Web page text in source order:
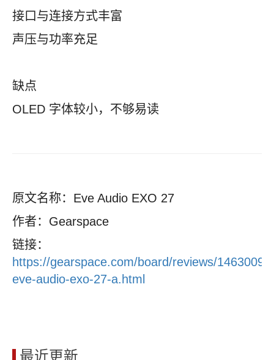
接口与连接方式丰富
声压与功率充足
缺点
OLED 字体较小，不够易读
原文名称：Eve Audio EXO 27
作者：Gearspace
链接：
https://gearspace.com/board/reviews/1463009-
eve-audio-exo-27-a.html
最近更新